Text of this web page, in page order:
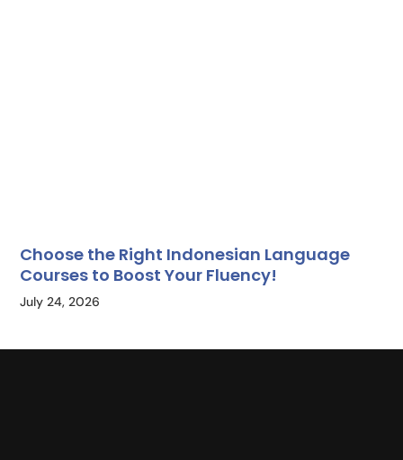
Choose the Right Indonesian Language
Courses to Boost Your Fluency!
July 24, 2026